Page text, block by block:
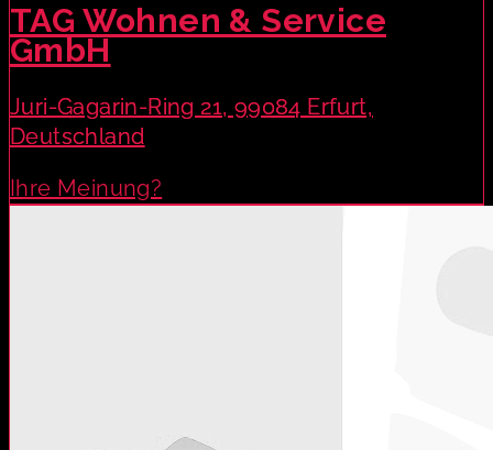
TAG Wohnen & Service
GmbH
Juri-Gagarin-Ring 21, 99084 Erfurt,
Deutschland
Ihre Meinung?